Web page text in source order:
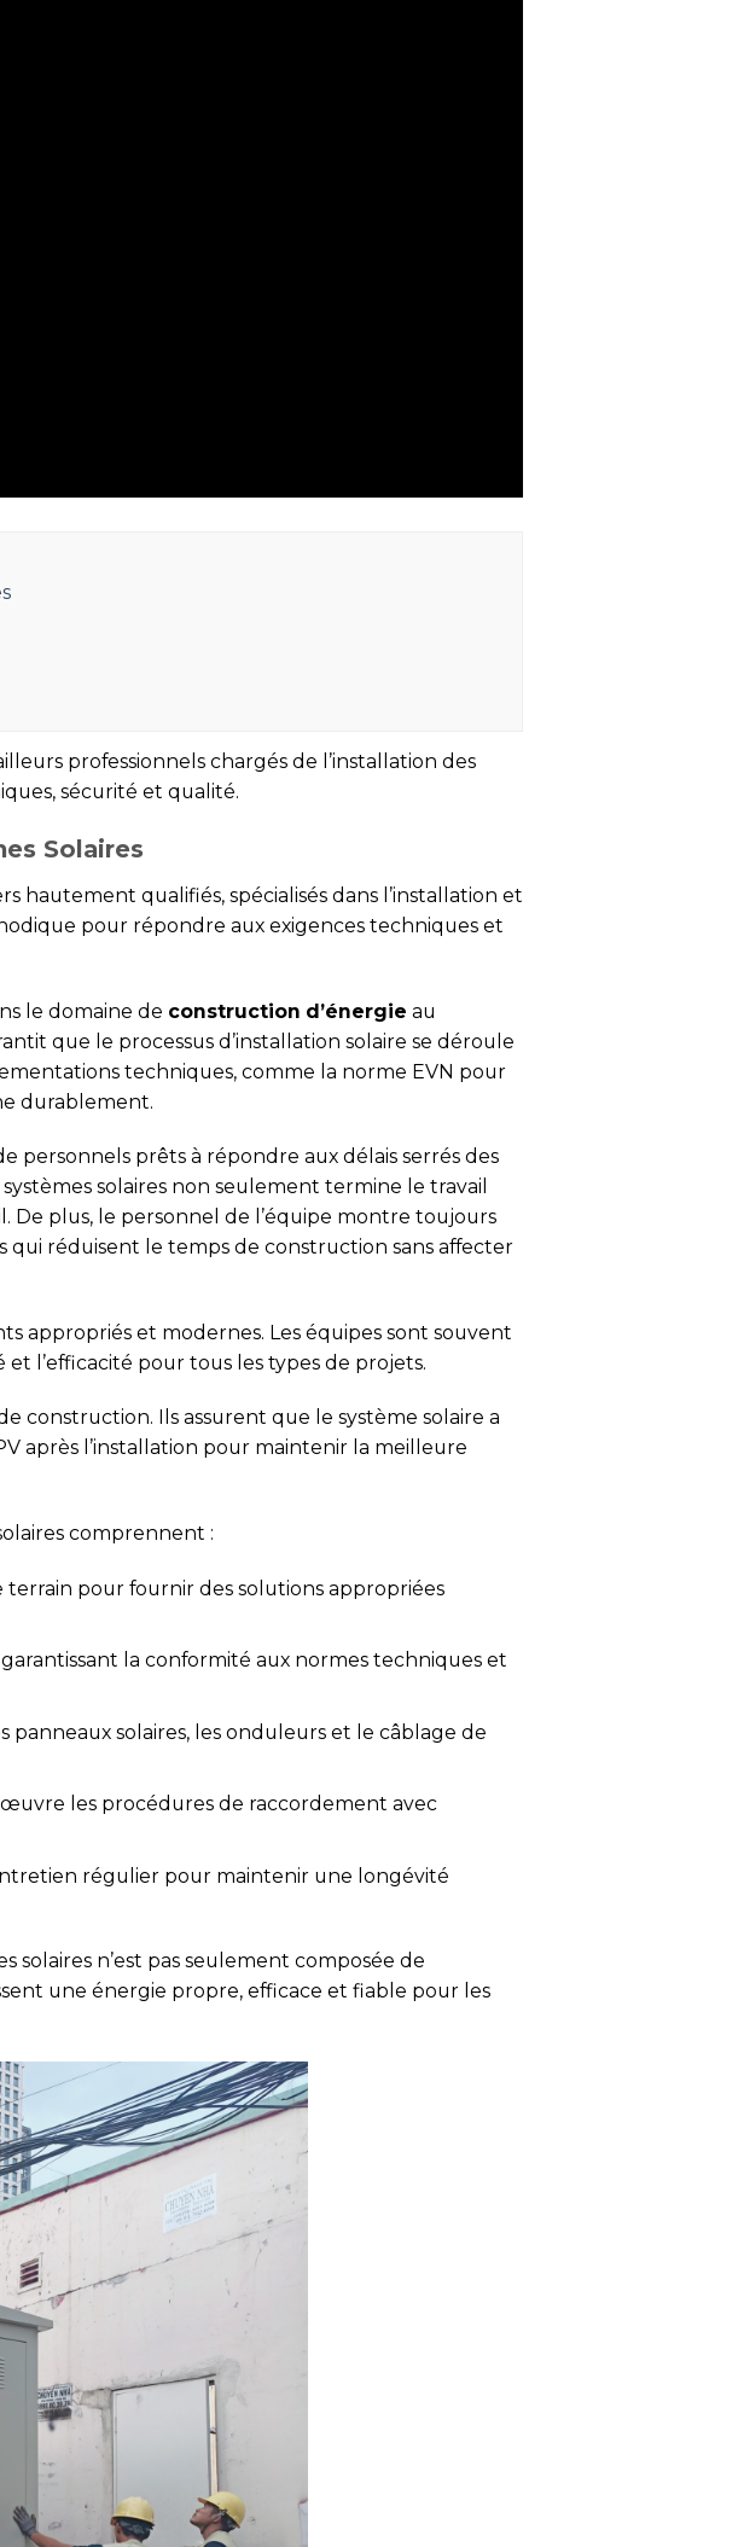
professionnels chargés de l’installation des
sécurité et qualité.
Solaires
hautement qualifiés, spécialisés dans l’installation et
pour répondre aux exigences techniques et
le domaine de construction d’énergie au
que le processus d’installation solaire se déroule
techniques, comme la norme EVN pour
durablement.
personnels prêts à répondre aux délais serrés des
solaires non seulement termine le travail
De plus, le personnel de l’équipe montre toujours
réduisent le temps de construction sans affecter
appropriés et modernes. Les équipes sont souvent
et l’efficacité pour tous les types de projets.
construction. Ils assurent que le système solaire a
après l’installation pour maintenir la meilleure
comprennent :
terrain pour fournir des solutions appropriées
la conformité aux normes techniques et
panneaux solaires, les onduleurs et le câblage de
les procédures de raccordement avec
régulier pour maintenir une longévité
solaires n’est pas seulement composée de
une énergie propre, efficace et fiable pour les